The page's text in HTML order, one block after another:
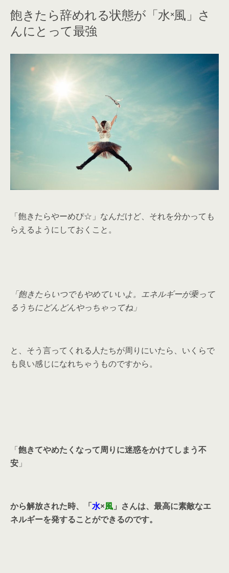
飽きたら辞めれる状態が「水×風」さ
んにとって最強
「飽きたらやーめぴ☆」なんだけど、それを分かっても
らえるようにしておくこと。
「飽きたらいつでもやめていいよ。エネルギーが乗って
るうちにどんどんやっちゃってね」
と、そう言ってくれる人たちが周りにいたら、いくらで
も良い感じになれちゃうものですから。
「飽きてやめたくなって周りに迷惑をかけてしまう不
安 」
から解放された時、「水×風 」さんは、最高に素敵なエ
ネルギーを発することができるのです。